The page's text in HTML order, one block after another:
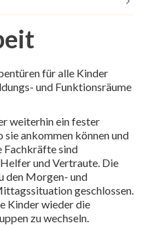
für alle Kinder
und Funktionsräume
weiterhin ein fester
ankommen können und
Fachkräfte sind
und Vertraute. Die
den Morgen- und
geschlossen.
Kinder wieder die
zu wechseln.